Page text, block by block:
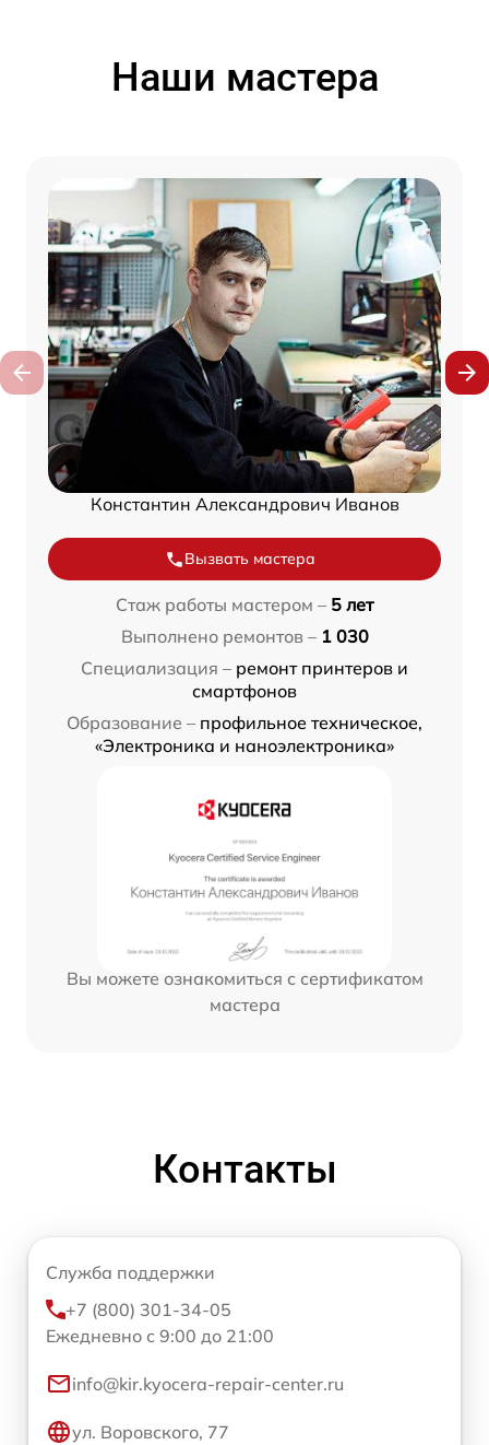
Наши мастера
Константин Александрович Иванов
Вызвать мастера
Стаж работы мастером – 5 лет
Выполнено ремонтов – 1 030
Специализация – ремонт принтеров и
смартфонов
Образование – профильное техническое,
«Электроника и наноэлектроника»
Вы можете ознакомиться с сертификатом
мастера
Контакты
Служба поддержки
+7 (800) 301-34-05
Ежедневно с 9:00 до 21:00
info@kir.kyocera-repair-center.ru
ул. Воровского, 77